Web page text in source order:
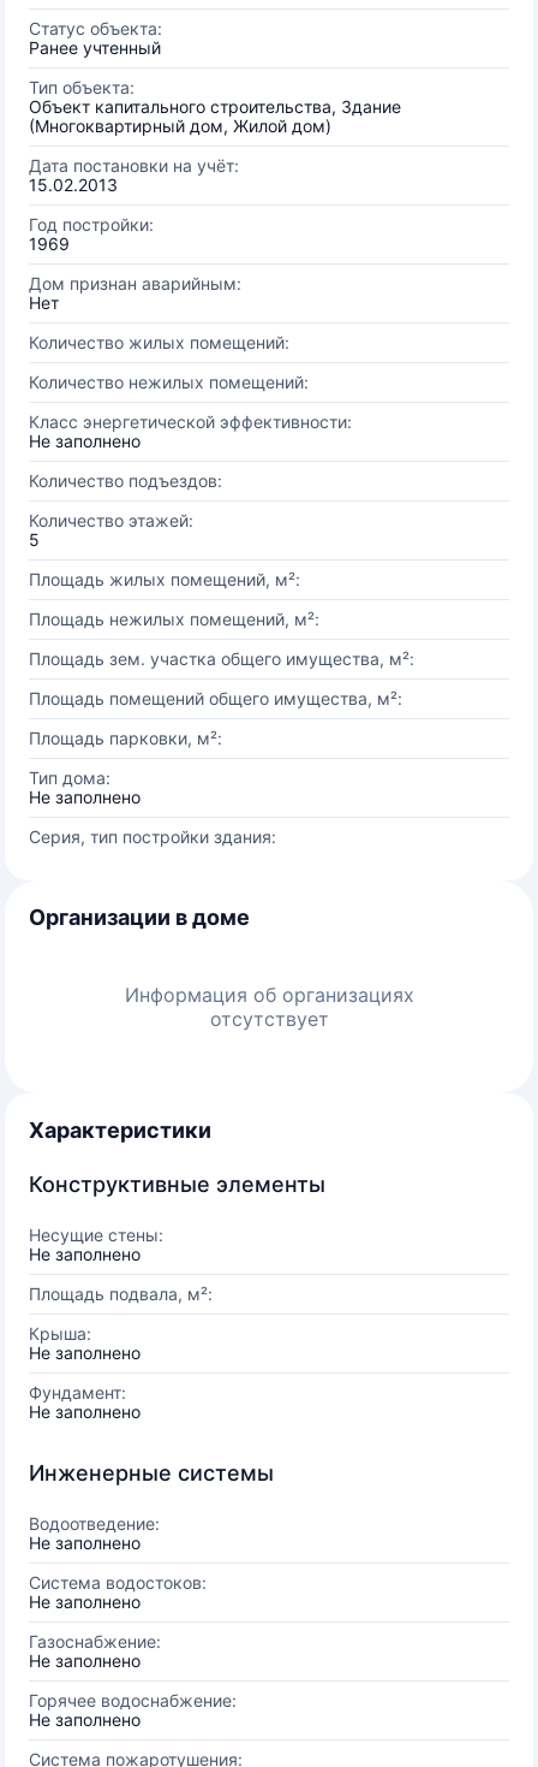
Статус объекта:
Ранее учтенный
Тип объекта:
Объект капитального строительства, Здание
(Многоквартирный дом, Жилой дом)
Дата постановки на учёт:
15.02.2013
Год постройки:
1969
Дом признан аварийным:
Нет
Количество жилых помещений:
Количество нежилых помещений:
Класс энергетической эффективности:
Не заполнено
Количество подъездов:
Количество этажей:
5
Площадь жилых помещений, м²:
Площадь нежилых помещений, м²:
Площадь зем. участка общего имущества, м²:
Площадь помещений общего имущества, м²:
Площадь парковки, м²:
Тип дома:
Не заполнено
Серия, тип постройки здания:
Организации в доме
Информация об организациях
отсутствует
Характеристики
Конструктивные элементы
Несущие стены:
Не заполнено
Площадь подвала, м²:
Крыша:
Не заполнено
Фундамент:
Не заполнено
Инженерные системы
Водоотведение:
Не заполнено
Система водостоков:
Не заполнено
Газоснабжение:
Не заполнено
Горячее водоснабжение:
Не заполнено
Система пожаротушения: